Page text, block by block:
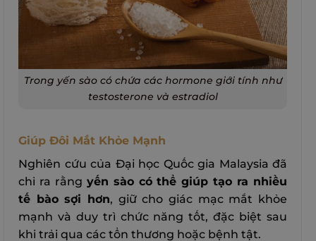
Trong yến sào có chứa các hormone giới tính như
testosterone và estradiol
Giúp Đôi Mắt Khỏe Mạnh
Nghiên cứu của Đại học Quốc gia Malaysia đã
chỉ ra rằng yến sào có thể giúp tạo ra nhiều
tế bào sợi hơn, giữ cho giác mạc mắt khỏe
mạnh và duy trì chức năng tốt, đặc biệt sau
khi trải qua các tổn thương hoặc bệnh tật.